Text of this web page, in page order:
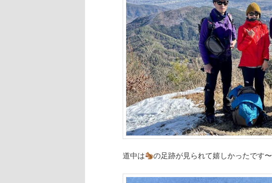
道中は の足跡が見られて嬉しかったです〜